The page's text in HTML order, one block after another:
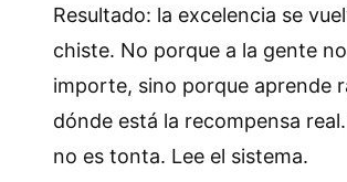
Resultado: la excelencia se
chiste. No porque a la gente
importe, sino porque aprende
dónde está la recompensa
no es tonta. Lee el sistema.